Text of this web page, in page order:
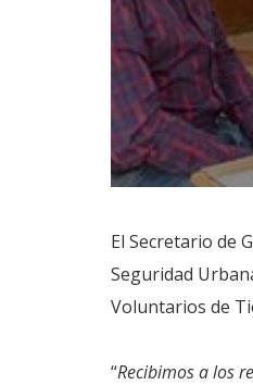
El Secretario de
Seguridad
Voluntarios de
“Recibimos a los